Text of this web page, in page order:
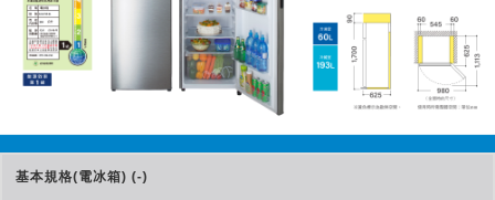
基本規格(電冰箱) (-)